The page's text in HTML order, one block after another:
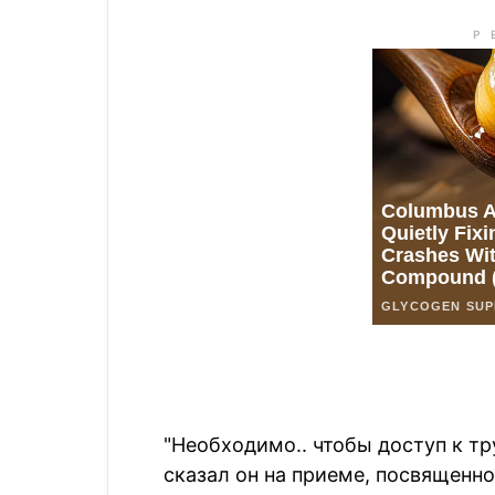
"Необходимо.. чтобы доступ к
сказал он на приеме,